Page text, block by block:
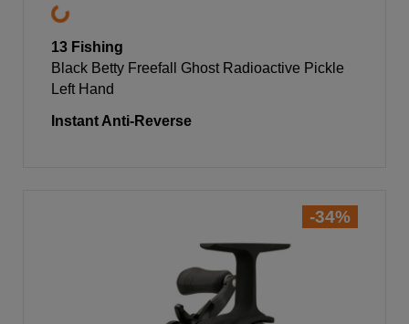
13 Fishing
Black Betty Freefall Ghost Radioactive Pickle
Left Hand
Instant Anti-Reverse
-34%